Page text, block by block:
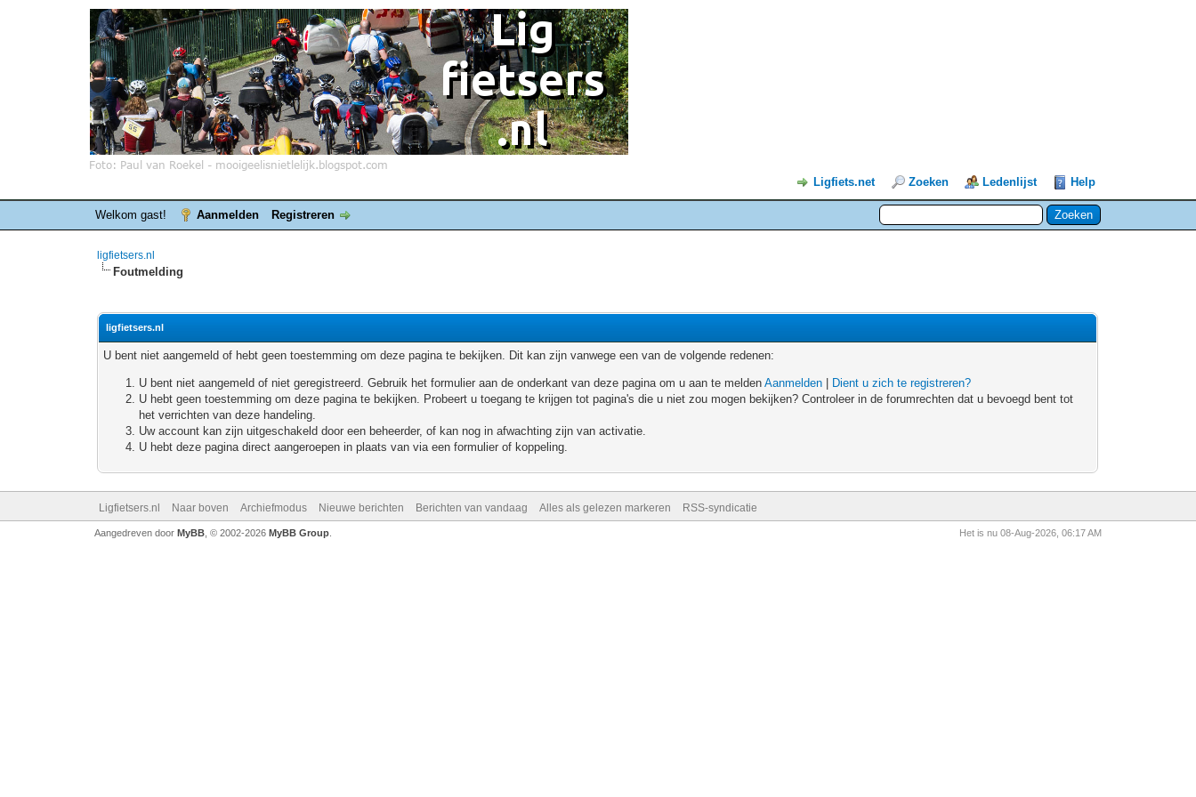
Ligfiets.net Zoeken Ledenlijst Help
Welkom gast! Aanmelden Registreren
ligfietsers.nl
Foutmelding
ligfietsers.nl
U bent niet aangemeld of hebt geen toestemming om deze pagina te bekijken. Dit kan zijn vanwege een van de volgende redenen:
U bent niet aangemeld of niet geregistreerd. Gebruik het formulier aan de onderkant van deze pagina om u aan te meldenAanmelden
Dient u zich te registreren?
U hebt geen toestemming om deze pagina te bekijken. Probeert u toegang te krijgen tot pagina's die u niet zou mogen bekijken? Controleer in de forumrechten dat u bevoegd bent tot
het verrichten van deze handeling.
Uw account kan zijn uitgeschakeld door een beheerder, of kan nog in afwachting zijn van activatie.
U hebt deze pagina direct aangeroepen in plaats van via een formulier of koppeling.
Ligfietsers.nl Naar boven Archiefmodus Nieuwe berichten Berichten van vandaag Alles als gelezen markeren RSS-syndicatie
Het is nu 08-Aug-2026, 06:17 AM
Aangedreven door MyBB, © 2002-2026 MyBB Group.